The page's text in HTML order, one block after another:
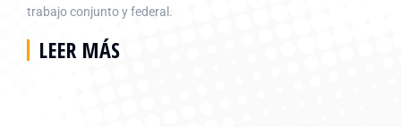
trabajo conjunto y federal.
LEER MÁS